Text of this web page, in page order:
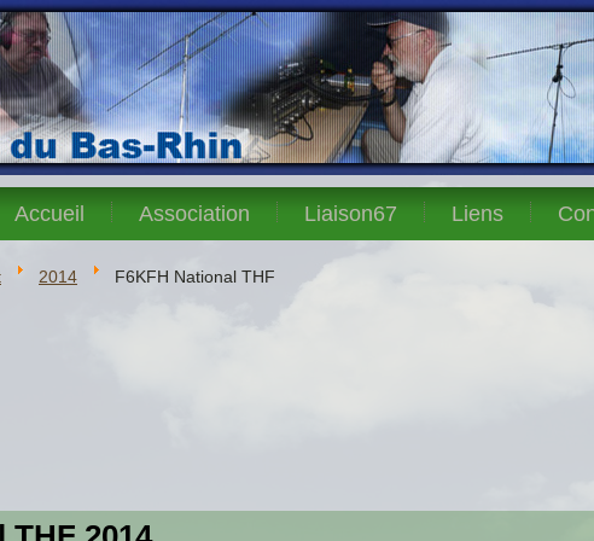
Accueil Association Liaison67 Liens
2014 F6KFH National THF